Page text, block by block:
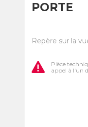
PORTE
Repère sur la
Pièce
appel à l'un